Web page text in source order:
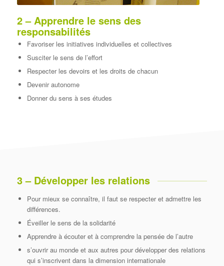
2 – Apprendre le sens des
responsabilités
Favoriser les initiatives individuelles et collectives
Susciter le sens de l’effort
Respecter les devoirs et les droits de chacun
Devenir autonome
Donner du sens à ses études
3 – Développer les relations
Pour mieux se connaître, il faut se respecter et admettre les
différences.
Éveiller le sens de la solidarité
Apprendre à écouter et à comprendre la pensée de l’autre
s’ouvrir au monde et aux autres pour développer des relations
qui s’inscrivent dans la dimension internationale